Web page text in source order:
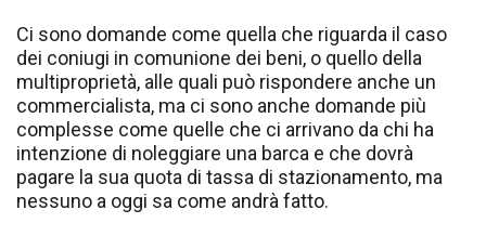
Ci sono domande come quella che riguarda il caso
dei coniugi in comunione dei beni, o quello della
multiproprietà, alle quali può rispondere anche un
commercialista, ma ci sono anche domande più
complesse come quelle che ci arrivano da chi ha
intenzione di noleggiare una barca e che dovrà
pagare la sua quota di tassa di stazionamento, ma
nessuno a oggi sa come andrà fatto.